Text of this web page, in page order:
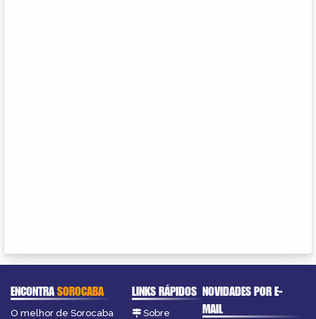
ENCONTRASOROCABA
O melhor de Sorocaba
LINKS RÁPIDOS
Sobre
NOVIDADES POR E-
MAIL